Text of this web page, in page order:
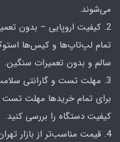
می‌شوند.
2. کیفیت اروپایی – بدون تعمیر
سالم و بدون تعمیرات سنگین.
3. مهلت تست و گارانتی سلامت
برای تمام خریدها مهلت تست
کیفیت دستگاه را بررسی کنید.
4. قیمت مناسب‌تر از بازار تهران